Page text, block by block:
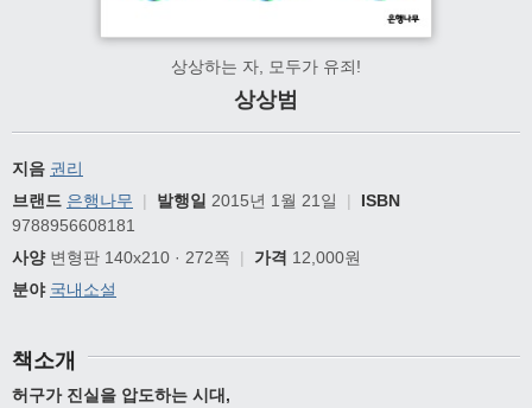
상상하는 자, 모두가 유죄!
상상범
지음 권리
브랜드 은행나무 | 발행일 2015년 1월 21일 |
ISBN
9788956608181
사양변형판 140x210 · 272쪽 | 가격 12,000원
분야 국내소설
책소개
허구가 진실을 압도하는 시대 ,